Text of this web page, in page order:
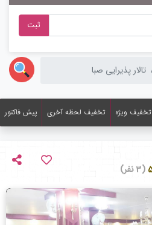
ثبت
تالار پذیرایی صبا
تخفیف ویژه تخفیف لحظه آخری پیش فاکتور
(3 نفر)